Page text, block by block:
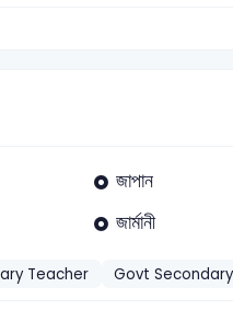
জাপান
জার্মানী
Teacher Govt